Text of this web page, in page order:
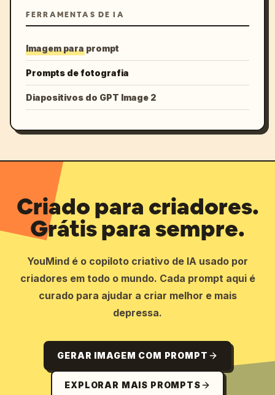
FERRAMENTAS DE IA
Imagem para prompt
Prompts de fotografia
Diapositivos do GPT Image 2
Criado para criadores.
Grátis para sempre.
YouMind é o copiloto criativo de IA usado por
criadores em todo o mundo. Cada prompt aqui é
curado para ajudar a criar melhor e mais
depressa.
GERAR IMAGEM COM PROMPT
EXPLORAR MAIS PROMPTS